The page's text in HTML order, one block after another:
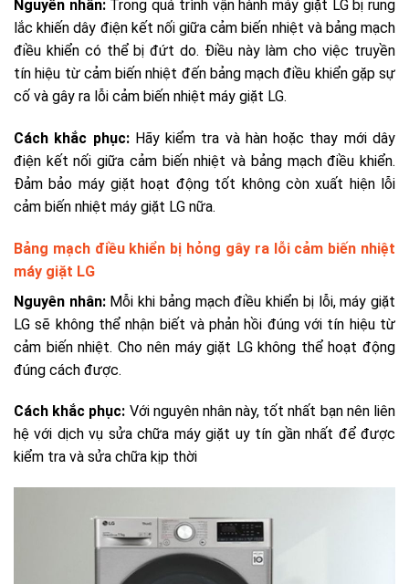
Nguyên nhân: Trong quá trình vận hành máy giặt LG bị rung
lắc khiến dây điện kết nối giữa cảm biến nhiệt và bảng mạch
điều khiển có thể bị đứt do. Điều này làm cho việc truyền
tín hiệu từ cảm biến nhiệt đến bảng mạch điều khiển gặp sự
cố và gây ra lỗi cảm biến nhiệt máy giặt LG.
Cách khắc phục: Hãy kiểm tra và hàn hoặc thay mới dây
điện kết nối giữa cảm biến nhiệt và bảng mạch điều khiển.
Đảm bảo máy giặt hoạt động tốt không còn xuất hiện lỗi
cảm biến nhiệt máy giặt LG nữa.
Bảng mạch điều khiển bị hỏng gây ra lỗi cảm biến nhiệt
máy giặt LG
Nguyên nhân: Mỗi khi bảng mạch điều khiển bị lỗi, máy giặt
LG sẽ không thể nhận biết và phản hồi đúng với tín hiệu từ
cảm biến nhiệt. Cho nên máy giặt LG không thể hoạt động
đúng cách được.
Cách khắc phục: Với nguyên nhân này, tốt nhất bạn nên liên
hệ với dịch vụ sửa chữa máy giặt uy tín gần nhất để được
kiểm tra và sửa chữa kịp thời